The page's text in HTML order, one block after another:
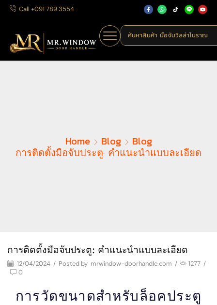
Call +091 789 3554
ค้นหาสินค้า มือจับวิลล่าโบราณ
Home Blog Blog
การติดตั้งมือจับประตู: คำแนะนำแบบละเอียด
การติดตั้งมือจับประตู: คำแนะนำแบบละเอียด
12/04/2024 / Posted by mrwindow-doorhandle.com / 1277 /
0
การวัดขนาดสำหรับล็อคประตู